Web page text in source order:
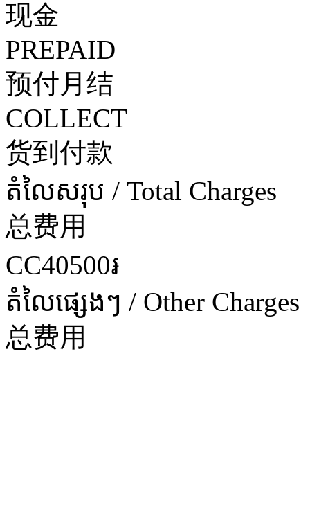
现金
PREPAID
预付月结
COLLECT
货到付款
តំលៃសរុប / Total Charges
总费用
CC40500៛
តំលៃផ្សេងៗ / Other Charges
总费用